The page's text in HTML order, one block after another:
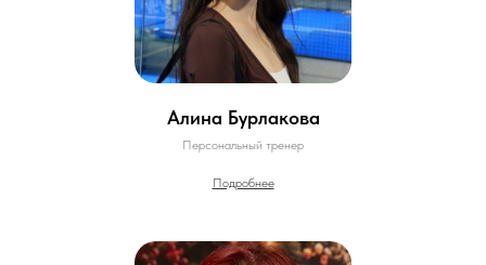
Алина Бурлакова
Персональный тренер
Подробнее